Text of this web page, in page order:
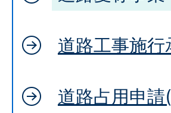
道路工事施
道路占用申